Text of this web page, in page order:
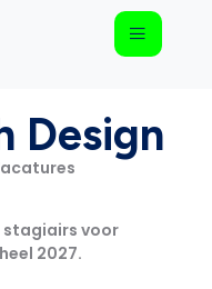
Design
stagiairs voor
2027.